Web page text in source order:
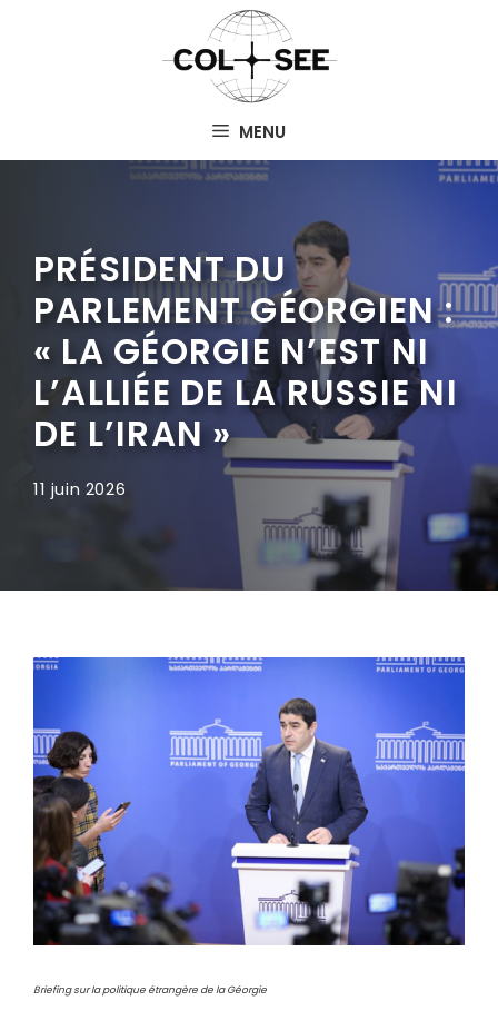
MENU
PRÉSIDENT DU
PARLEMENT GÉORGIEN :
« LA GÉORGIE N’EST NI
L’ALLIÉE DE LA RUSSIE NI
DE L’IRAN »
11 juin 2026
Briefing sur la politique étrangère de la Géorgie